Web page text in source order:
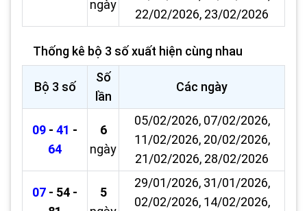
ngày
22/02/2026, 23/02/2026
Thống kê bộ 3 số xuất hiện cùng nhau
Bộ 3 số
Số
lần
Các ngày
09 - 41 -
64
6
ngày
05/02/2026, 07/02/2026,
11/02/2026, 20/02/2026,
21/02/2026, 28/02/2026
07 - 54 -
5
29/01/2026, 31/01/2026,
02/02/2026, 14/02/2026,